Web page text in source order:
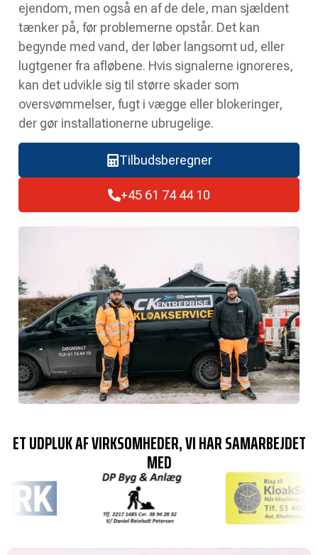
ejendom, men også en af de dele, man sjældent
tænker på, før problemerne opstår. Det kan
begynde med vand, der løber langsomt ud, eller
lugtgener fra afløbene. Hvis signalerne ignoreres,
kan det udvikle sig til større skader som
oversvømmelser, fugt i vægge eller blokeringer,
der gør installationerne ubrugelige.
Tilbudsberegner
+45 61 74 44 10
ET UDPLUK AF VIRKSOMHEDER, VI HAR SAMARBEJDET
MED